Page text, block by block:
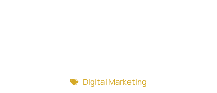
Digital Marketing